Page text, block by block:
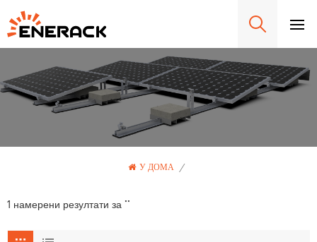
У ДОМА /
1 намерени резултати за ""